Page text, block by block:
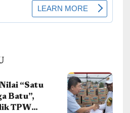
“Satu
Batu”,
TPW